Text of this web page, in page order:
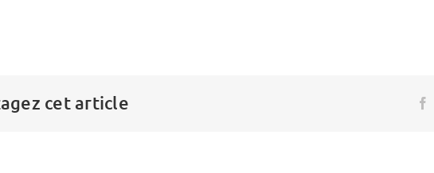
cet article